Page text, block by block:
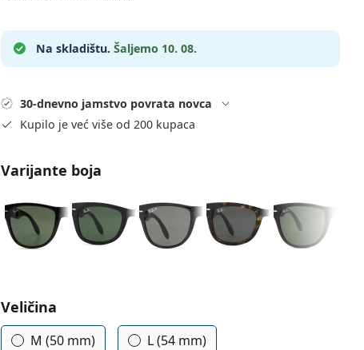
Na skladištu. Šaljemo 10. 08.
30-dnevno jamstvo povrata novca
Kupilo je već više od 200 kupaca
Varijante boja
Odaberite parametre
Veličina
M (50 mm)
L (54 mm)